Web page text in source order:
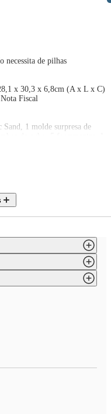
necessita de pilhas
x 30,3 x 6,8cm (A x L x C)
Fiscal
1 molde surpresa de
devido a luminosidade,
do usuário.